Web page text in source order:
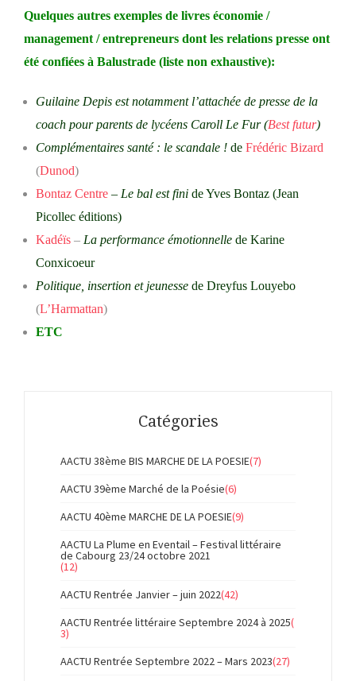
Quelques autres exemples de livres économie /
management / entrepreneurs dont les relations presse ont
été confiées à Balustrade (liste non exhaustive):
Guilaine Depis est notamment l’attachée de presse de la
coach pour parents de lycéens Caroll Le Fur (Best futur)
Complémentaires santé : le scandale ! de Frédéric Bizard
(Dunod)
Bontaz Centre – Le bal est fini de Yves Bontaz (Jean
Picollec éditions)
Kadéïs – La performance émotionnelle de Karine
Conxicoeur
Politique, insertion et jeunesse de Dreyfus Louyebo
(L’Harmattan)
ETC
Catégories
AACTU 38ème BIS MARCHE DE LA POESIE(7)
AACTU 39ème Marché de la Poésie(6)
AACTU 40ème MARCHE DE LA POESIE(9)
AACTU La Plume en Eventail – Festival littéraire
de Cabourg 23/24 octobre 2021
(12)
AACTU Rentrée Janvier – juin 2022(42)
AACTU Rentrée littéraire Septembre 2024 à 2025(
3)
AACTU Rentrée Septembre 2022 – Mars 2023(27)